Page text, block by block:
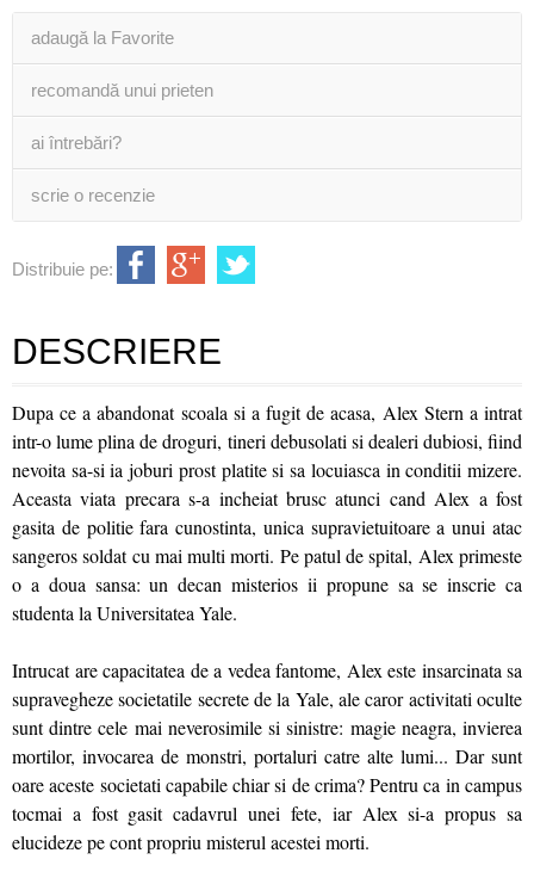
adaugă la Favorite
recomandă unui prieten
ai întrebări?
scrie o recenzie
Distribuie pe:
DESCRIERE
Dupa ce a abandonat scoala si a fugit de acasa, Alex Stern a intrat
intr-o lume plina de droguri, tineri debusolati si dealeri dubiosi, fiind
nevoita sa-si ia joburi prost platite si sa locuiasca in conditii mizere.
Aceasta viata precara s-a incheiat brusc atunci cand Alex a fost
gasita de politie fara cunostinta, unica supravietuitoare a unui atac
sangeros soldat cu mai multi morti. Pe patul de spital, Alex primeste
o a doua sansa: un decan misterios ii propune sa se inscrie ca
studenta la Universitatea Yale.
Intrucat are capacitatea de a vedea fantome, Alex este insarcinata sa
supravegheze societatile secrete de la Yale, ale caror activitati oculte
sunt dintre cele mai neverosimile si sinistre: magie neagra, invierea
mortilor, invocarea de monstri, portaluri catre alte lumi... Dar sunt
oare aceste societati capabile chiar si de crima? Pentru ca in campus
tocmai a fost gasit cadavrul unei fete, iar Alex si-a propus sa
elucideze pe cont propriu misterul acestei morti.